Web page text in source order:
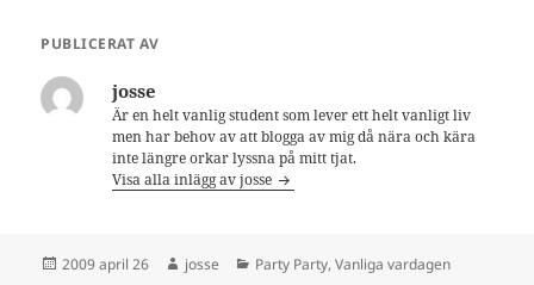
PUBLICERAT AV
josse
Är en helt vanlig student som lever ett helt vanligt liv
men har behov av att blogga av mig då nära och kära
inte längre orkar lyssna på mitt tjat.
Visa alla inlägg av josse
Postat
2009 april 26 Författare
josse Kategorier
Party Party,Vanliga vardagen